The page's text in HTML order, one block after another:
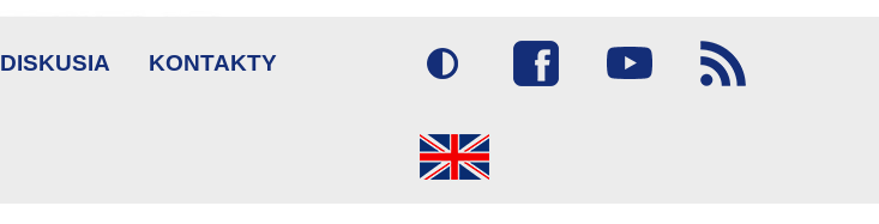
DISKUSIA KONTAKTY